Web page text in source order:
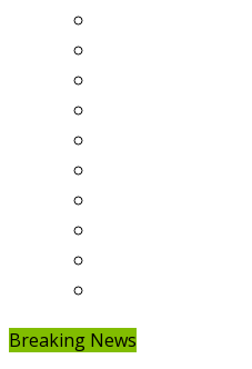
Breaking News